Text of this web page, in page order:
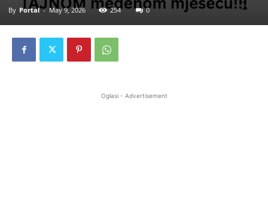
By Portal - May 9, 2026 254 0
Oglasi - Advertisement